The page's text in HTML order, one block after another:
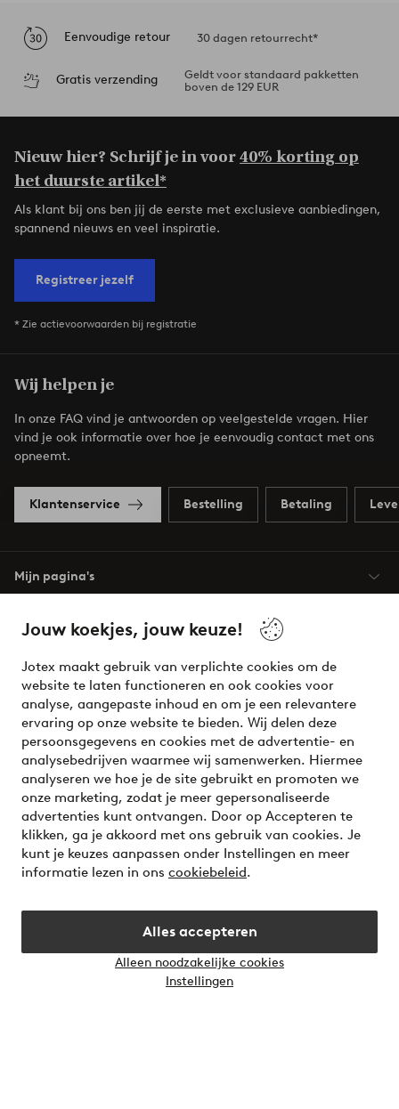
Jouw koekjes, jouw keuze!
Jotex maakt gebruik van verplichte cookies om de
website te laten functioneren en ook cookies voor
analyse, aangepaste inhoud en om je een relevantere
ervaring op onze website te bieden. Wij delen deze
persoonsgegevens en cookies met de advertentie- en
analysebedrijven waarmee wij samenwerken. Hiermee
analyseren we hoe je de site gebruikt en promoten we
onze marketing, zodat je meer gepersonaliseerde
advertenties kunt ontvangen. Door op Accepteren te
klikken, ga je akkoord met ons gebruik van cookies. Je
kunt je keuzes aanpassen onder Instellingen en meer
informatie lezen in ons cookiebeleid.
Alles accepteren
Alleen noodzakelijke cookies
Instellingen
Eenvoudige retour 30 dagen retourrecht*
Gratis verzending
Geldt voor standaard pakketten
boven de 129 EUR
Nieuw hier? Schrijf je in voor40% korting op
het duurste artikel*
Als klant bij ons ben jij de eerste met exclusieve aanbiedingen,
spannend nieuws en veel inspiratie.
Registreer jezelf
* Zie actievoorwaarden bij registratie
Wij helpen je
In onze FAQ vind je antwoorden op veelgestelde vragen. Hier
vind je ook informatie over hoe je eenvoudig contact met ons
opneemt.
Klantenservice Bestelling Betaling
Mijn pagina's
Over Jotex
Onze diensten
Voorwaarden
Meet our friend Ellos
Welcome to Ellos, the Nordic destination for fashion and
beauty! Get a clean, modern aesthetic and unique style for
your wardrobe. Your next inspiring look is here!
Visit Ellos
Veilig betalen - Nu betalen of opsplitsen